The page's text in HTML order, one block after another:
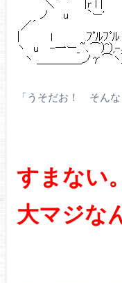
「うそだお！ そんな
すまない
大マジな